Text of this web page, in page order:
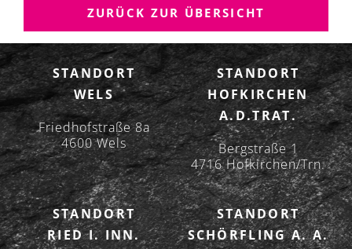
S
N
A
V
I
G
A
T
I
O
N
ZURÜCK ZUR ÜBERSICHT
STANDORT
WELS
Friedhofstraße 8a
4600 Wels
STANDORT
HOFKIRCHEN
A.D.TRAT.
Bergstraße 1
4716 Hofkirchen/Trn.
STANDORT
RIED I. INN.
STANDORT
SCHÖRFLING A. A.